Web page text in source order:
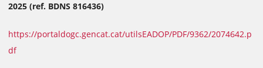
2025 (ref. BDNS 816436)
https://portaldogc.gencat.cat/utilsEADOP/PDF/9362/2074642.p
df